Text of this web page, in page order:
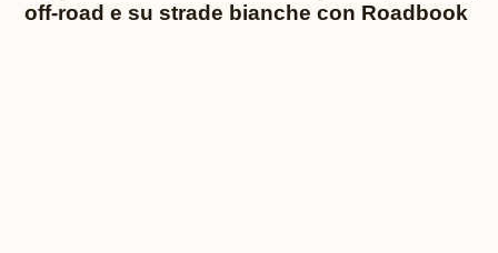
off-road e su strade bianche con Roadbook